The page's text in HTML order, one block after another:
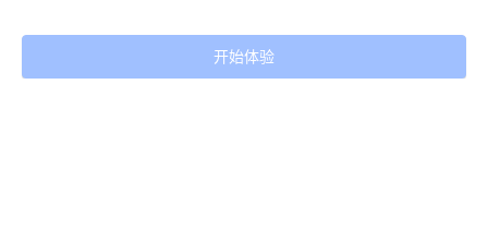
开始体验